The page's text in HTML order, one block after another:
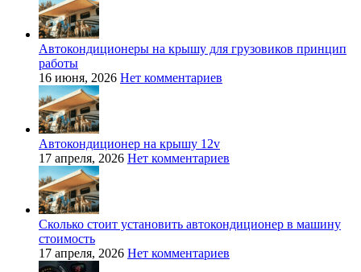
Автокондиционеры на крышу для грузовиков принцип
работы
16 июня, 2026 Нет комментариев
Автокондиционер на крышу 12v
17 апреля, 2026 Нет комментариев
Сколько стоит установить автокондиционер в машину
стоимость
17 апреля, 2026 Нет комментариев